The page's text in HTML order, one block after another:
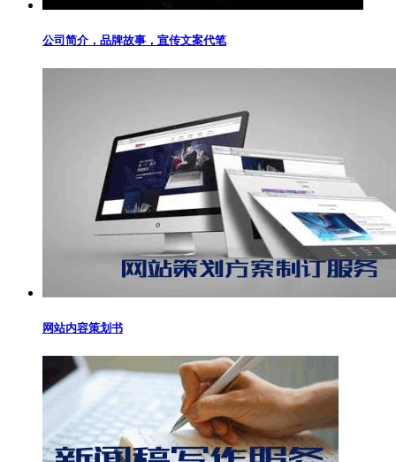
公司简介，品牌故事，宣传文案代笔
网站内容策划书